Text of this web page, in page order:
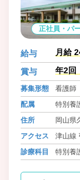
正社員・パ
給与 月給
賞与 年2回
募集形態
看護師
配属
特別養
住所
岡山県
アクセス
津山線
姫新線
診療科目 特別養